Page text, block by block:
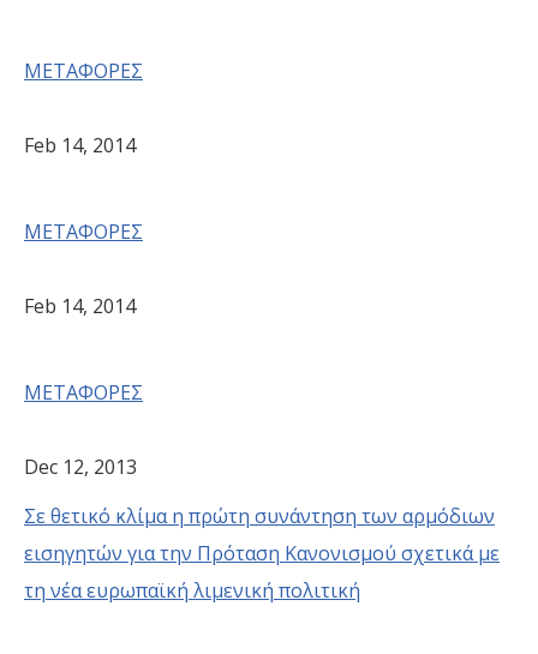
ΜΕΤΑΦΟΡΕΣ
Feb 14, 2014
ΜΕΤΑΦΟΡΕΣ
Feb 14, 2014
ΜΕΤΑΦΟΡΕΣ
Dec 12, 2013
Σε θετικό κλίμα η πρώτη συνάντηση των αρμόδιων
εισηγητών για την Πρόταση Κανονισμού σχετικά με
τη νέα ευρωπαϊκή λιμενική πολιτική